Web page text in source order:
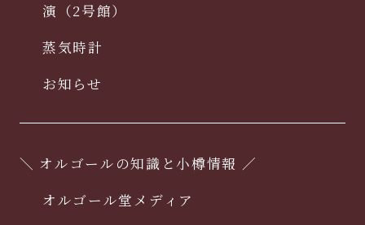
演（2号館）
蒸気時計
お知らせ
＼ オルゴールの知識と小樽情報 ／
オルゴール堂メディア